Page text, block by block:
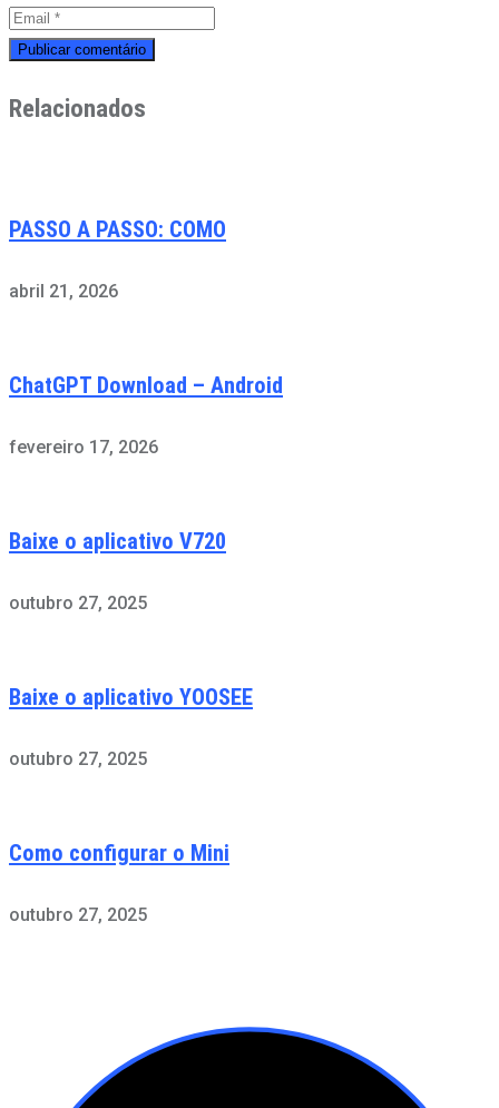
Relacionados
PASSO A PASSO: COMO
abril 21, 2026
ChatGPT Download – Android
fevereiro 17, 2026
Baixe o aplicativo V720
outubro 27, 2025
Baixe o aplicativo YOOSEE
outubro 27, 2025
Como configurar o Mini
outubro 27, 2025